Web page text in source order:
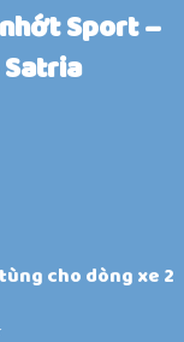
Sport –
Satria
cho dòng xe 2